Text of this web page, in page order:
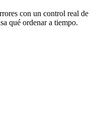
con un control real de
qué ordenar a tiempo.